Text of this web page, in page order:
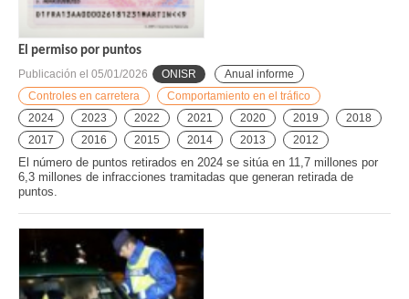
El permiso por puntos
Publicación el 05/01/2026 ONISR
Anual informe
Controles en carretera
Comportamiento en el tráfico
2024
2023 2022 2021 2020 2019
2018
2017
2016 2015 2014 2013 2012
El número de puntos retirados en 2024 se sitúa en 11,7 millones por
6,3 millones de infracciones tramitadas que generan retirada de
puntos.